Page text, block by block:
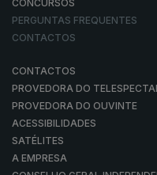
CONCURSOS
PERGUNTAS FREQUENTES
CONTACTOS
CONTACTOS
PROVEDORA DO
PROVEDORA DO OUVINTE
ACESSIBILIDADES
SATÉLITES
A EMPRESA